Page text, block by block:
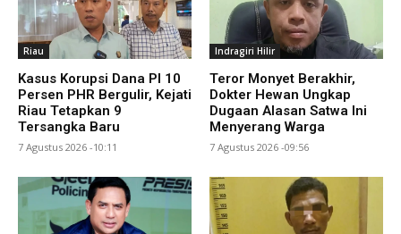
Riau
Kasus Korupsi Dana PI 10
Persen PHR Bergulir, Kejati
Riau Tetapkan 9
Tersangka Baru
7 Agustus 2026 -10:11
Indragiri Hilir
Teror Monyet Berakhir,
Dokter Hewan Ungkap
Dugaan Alasan Satwa Ini
Menyerang Warga
7 Agustus 2026 -09:56